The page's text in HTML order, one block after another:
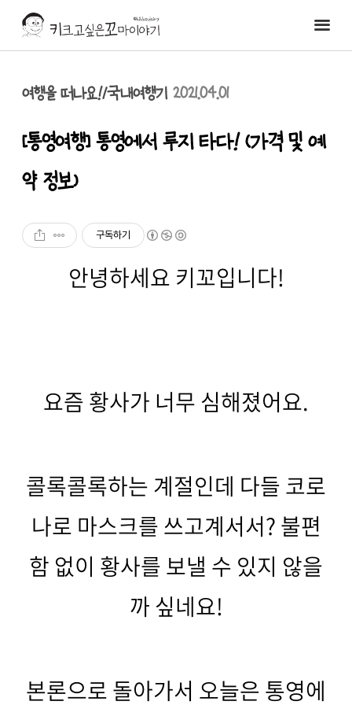
[통영여행] 통영에서 루지 타다! (가격 및 예
약 정보)
여행을 떠나요!/국내여행기 2021.04.01
구독하기
안녕하세요 키꼬입니다!
요즘 황사가 너무 심해졌어요.
콜록콜록하는 계절인데 다들 코로
나로 마스크를 쓰고계서서? 불편
함 없이 황사를 보낼 수 있지 않을
까 싶네요!
본론으로 돌아가서 오늘은 통영에